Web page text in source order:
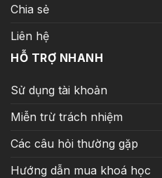
Chia sẻ
Liên hệ
HỖ TRỢ NHANH
Sử dụng tài khoản
Miễn trừ trách nhiệm
Các câu hỏi thường gặp
Hướng dẫn mua khoá học